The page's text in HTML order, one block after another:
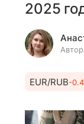
2025
EUR/RUB-